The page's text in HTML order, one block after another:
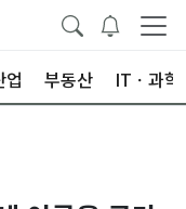
업 부동산 ITㆍ과학